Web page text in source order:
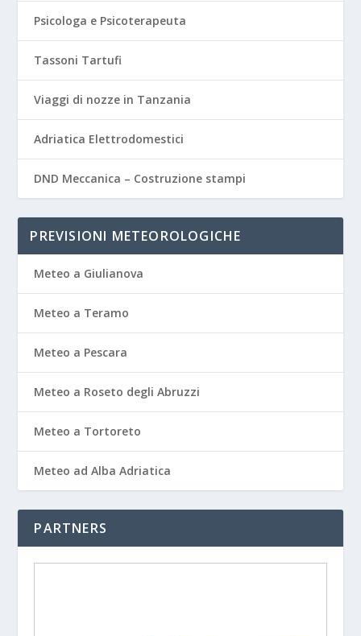
Psicologa e Psicoterapeuta
Tassoni Tartufi
Viaggi di nozze in Tanzania
Adriatica Elettrodomestici
DND Meccanica – Costruzione stampi
PREVISIONI METEOROLOGICHE
Meteo a Giulianova
Meteo a Teramo
Meteo a Pescara
Meteo a Roseto degli Abruzzi
Meteo a Tortoreto
Meteo ad Alba Adriatica
PARTNERS